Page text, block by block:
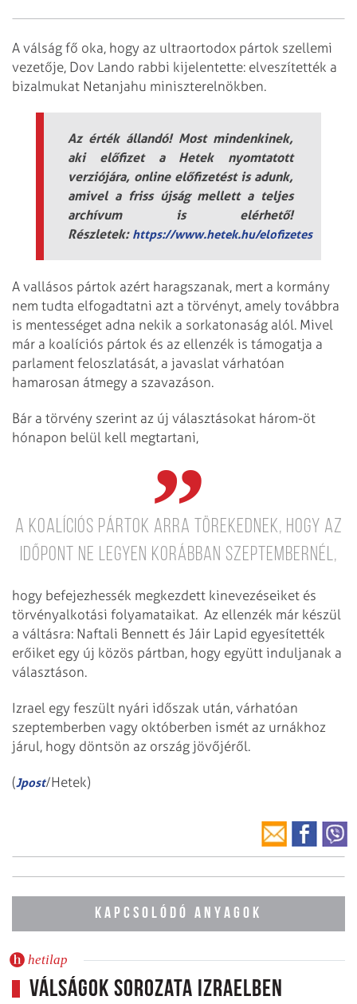
A válság fő oka, hogy az ultraortodox pártok szellemi
vezetője, Dov Lando rabbi kijelentette: elveszítették a
bizalmukat Netanjahu miniszterelnökben.
Az érték állandó! Most mindenkinek,
aki előfizet a Hetek nyomtatott
verziójára, online előfizetést is adunk,
amivel a friss újság mellett a teljes
archívum is elérhető!
Részletek: https://www.hetek.hu/elofizetes
A vallásos pártok azért haragszanak, mert a kormány
nem tudta elfogadtatni azt a törvényt, amely továbbra
is mentességet adna nekik a sorkatonaság alól. Mivel
már a koalíciós pártok és az ellenzék is támogatja a
parlament feloszlatását, a javaslat várhatóan
hamarosan átmegy a szavazáson.
Bár a törvény szerint az új választásokat három-öt
hónapon belül kell megtartani,
a koalíciós pártok arra törekednek, hogy az
időpont ne legyen korábban szeptembernél,
hogy befejezhessék megkezdett kinevezéseiket és
törvényalkotási folyamataikat. Az ellenzék már készül
a váltásra: Naftali Bennett és Jáir Lapid egyesítették
erőiket egy új közös pártban, hogy együtt induljanak a
választáson.
Izrael egy feszült nyári időszak után, várhatóan
szeptemberben vagy októberben ismét az urnákhoz
járul, hogy döntsön az ország jövőjéről.
(Jpost/Hetek)
KAPCSOLÓDÓ ANYAGOK
hetilap
Válságok sorozata Izraelben